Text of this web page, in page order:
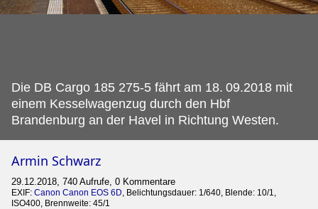
Die DB Cargo 185 275-5 fährt am 18. 09.2018 mit
einem Kesselwagenzug durch den Hbf
Brandenburg an der Havel in Richtung Westen.
Armin Schwarz
29.12.2018, 740 Aufrufe, 0 Kommentare
EXIF: Canon Canon EOS 6D, Belichtungsdauer: 1/640, Blende: 10/1,
ISO400, Brennweite: 45/1